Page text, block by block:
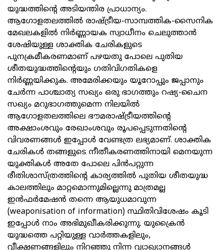
യുദ്ധത്തിന്റെ അടിയന്തിര പ്രാധാന്യം.
ആഗോളതലത്തില്‍ രാഷ്ട്രീയ-സാമ്പത്തിക-സൈനിക
മേഖലകളില്‍ നിര്‍ണ്ണായക സ്വാധീനം ചെലുത്താന്‍
ശേഷിയുള്ള ശാക്തിക ചേരികളുടെ
പുനക്രമീകരണമാണ് പഴയതു പോലെ പുതിയ
ശീതയുദ്ധത്തിന്റെയും ഗതിവിഗതികളെ
നിര്‍ണ്ണയിക്കുക. അമേരിക്കയും യൂറോപ്പും ജപ്പാനും
ചേര്‍ന്ന പാശ്ചാത്യ സഖ്യം ഒരു ഭാഗത്തും റഷ്യ-ചൈന
സഖ്യം മറുഭാഗത്തുമെന്ന നിലയില്‍
ആഗോളതലത്തിലെ ഭൗമരാഷ്ട്രീയത്തിന്റെ
അക്ഷാംശവും രേഖാംശവും രൂപപ്പെടുന്നതിന്റെ
വിവരണങ്ങള്‍ ഇപ്പോള്‍ വേണ്ടത്ര ലഭ്യമാണ്. ശാക്തിക
ചേരികള്‍ തങ്ങളുടെ നീതീകരണത്തിനായി മെനയുന്ന
യുക്തികള്‍ അതേ പോലെ പിന്‍പറ്റുന്ന
രീതിശാസ്ത്രത്തിന്റെ കാര്യത്തില്‍ പുതിയ ശീതയുദ്ധ
കാലത്തിലും മാറ്റമൊന്നുമില്ലെന്നു മാത്രമല്ല
ഇന്‍ഫര്‍മേഷന്‍ തന്നെ ആയുധമാവുന്ന
(weaponisation of information) സ്ഥിതിവിശേഷം കൂടി
ഇപ്പോള്‍ നാം അഭിമുഖീകരിക്കുന്നു. യുക്രൈന്‍
യുദ്ധത്തെ പറ്റിയുള്ള വാര്‍ത്തകളിലും,
വീക്ഷണങ്ങളിലും നിറഞ്ഞു നിന്ന വ്യാഖ്യാനങ്ങള്‍